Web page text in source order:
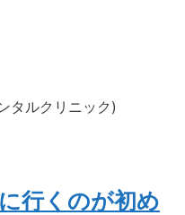
タルクリニック)
行くのが初め